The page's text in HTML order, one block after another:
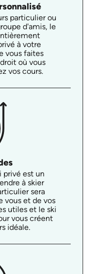
particulier ou
d'amis, le
à votre
vous faites
où vous
vos cours.
privé est un
à skier
sera
vous et de vos
utiles et le ski
vous créent
idéale.